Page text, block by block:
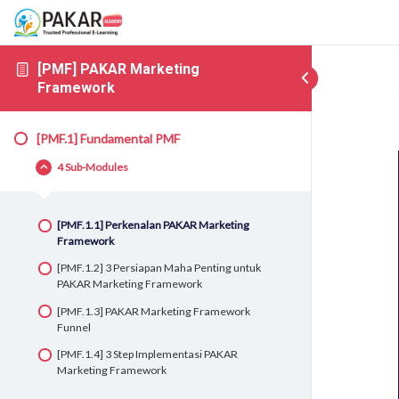
[PMF] PAKAR Marketing
Framework
[PMF.1] Fundamental PMF
4 Sub-Modules
[PMF.1.1] Perkenalan PAKAR Marketing
Framework
[PMF.1.2] 3 Persiapan Maha Penting untuk
PAKAR Marketing Framework
[PMF.1.3] PAKAR Marketing Framework
Funnel
[PMF.1.4] 3 Step Implementasi PAKAR
Marketing Framework